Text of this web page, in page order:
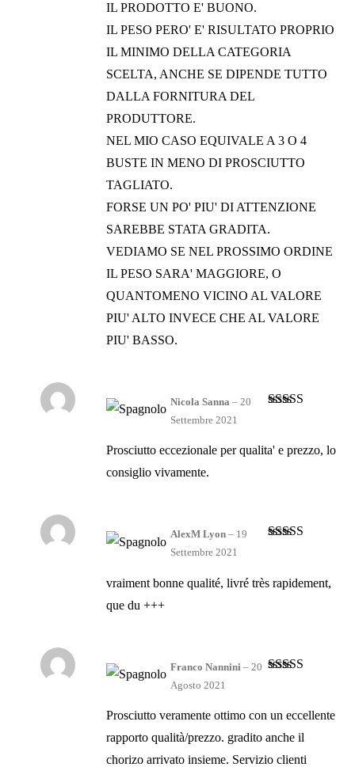
IL PRODOTTO E' BUONO.
IL PESO PERO' E' RISULTATO PROPRIO
IL MINIMO DELLA CATEGORIA
SCELTA, ANCHE SE DIPENDE TUTTO
DALLA FORNITURA DEL
PRODUTTORE.
NEL MIO CASO EQUIVALE A 3 O 4
BUSTE IN MENO DI PROSCIUTTO
TAGLIATO.
FORSE UN PO' PIU' DI ATTENZIONE
SAREBBE STATA GRADITA.
VEDIAMO SE NEL PROSSIMO ORDINE
IL PESO SARA' MAGGIORE, O
QUANTOMENO VICINO AL VALORE
PIU' ALTO INVECE CHE AL VALORE
PIU' BASSO.
Nicola Sanna – 20
Settembre 2021
Prosciutto eccezionale per qualita' e prezzo, lo
consiglio vivamente.
AlexM Lyon – 19
Settembre 2021
vraiment bonne qualité, livré très rapidement,
que du +++
Franco Nannini – 20
Agosto 2021
Prosciutto veramente ottimo con un eccellente
rapporto qualità/prezzo. gradito anche il
chorizo arrivato insieme. Servizio clienti